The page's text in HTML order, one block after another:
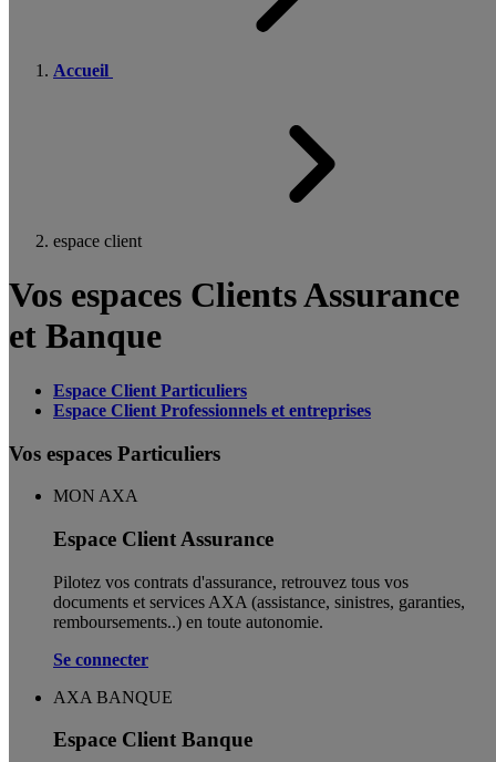
Accueil
espace client
Vos espaces Clients Assurance
et Banque
Espace Client Particuliers
Espace Client Professionnels et entreprises
Vos espaces Particuliers
MON AXA
Espace Client Assurance
Pilotez vos contrats d'assurance, retrouvez tous vos
documents et services AXA (assistance, sinistres, garanties,
remboursements..) en toute autonomie. ​
Se connecter
AXA BANQUE
Espace Client Banque